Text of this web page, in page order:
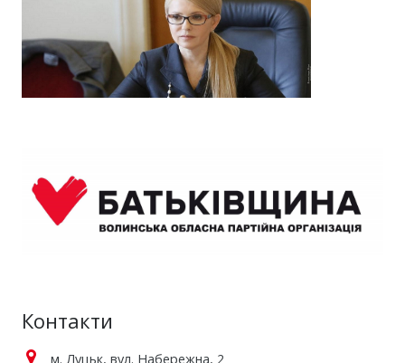
Контакти
м. Луцьк, вул. Набережна, 2